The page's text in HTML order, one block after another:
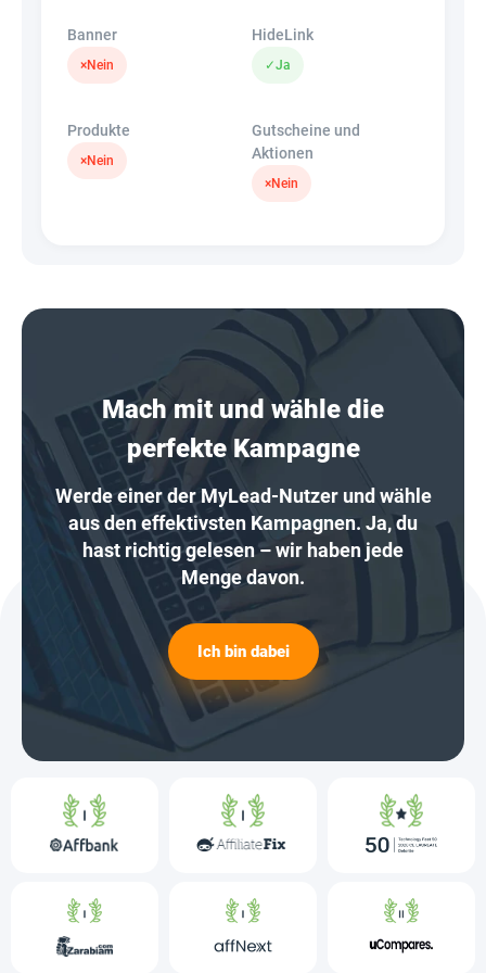
Banner
×Nein
HideLink
✓Ja
Produkte
×Nein
Gutscheine und
Aktionen
×Nein
Mach mit und wähle die
perfekte Kampagne
Werde einer der MyLead-Nutzer und wähle
aus den effektivsten Kampagnen. Ja, du
hast richtig gelesen – wir haben jede
Menge davon.
Ich bin dabei